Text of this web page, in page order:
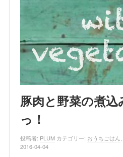
豚肉と野菜の煮
っ！
投稿者: PLUM カテゴリー: おうちごはん
2016-04-04